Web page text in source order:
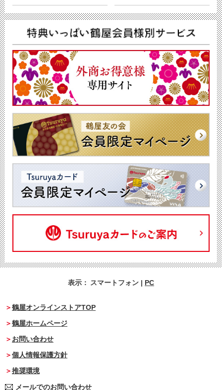
表示： スマートフォン | PC
鶴屋オンラインストアTOP
鶴屋ホームページ
お問い合わせ
個人情報保護方針
推奨環境
メールでのお問い合わせ